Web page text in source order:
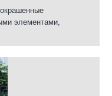
элементами,